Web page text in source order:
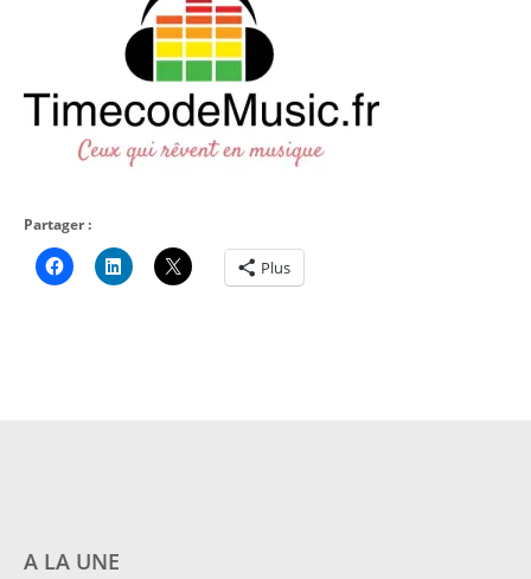
Partager :
Plus
A LA UNE